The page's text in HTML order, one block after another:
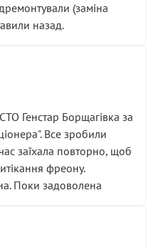
(заміна
назад.
Генстар Борщагівка за
Все зробили
заїхала повторно, щоб
фреону.
Поки задоволена